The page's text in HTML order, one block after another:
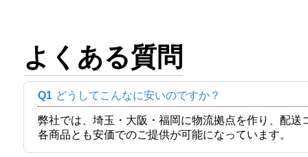
よくある質問
Q1 どうしてこんなに安いのですか？
弊社では、埼玉・大阪・福岡に物流拠点を作り、配
各商品とも安価でのご提供が可能になっています。